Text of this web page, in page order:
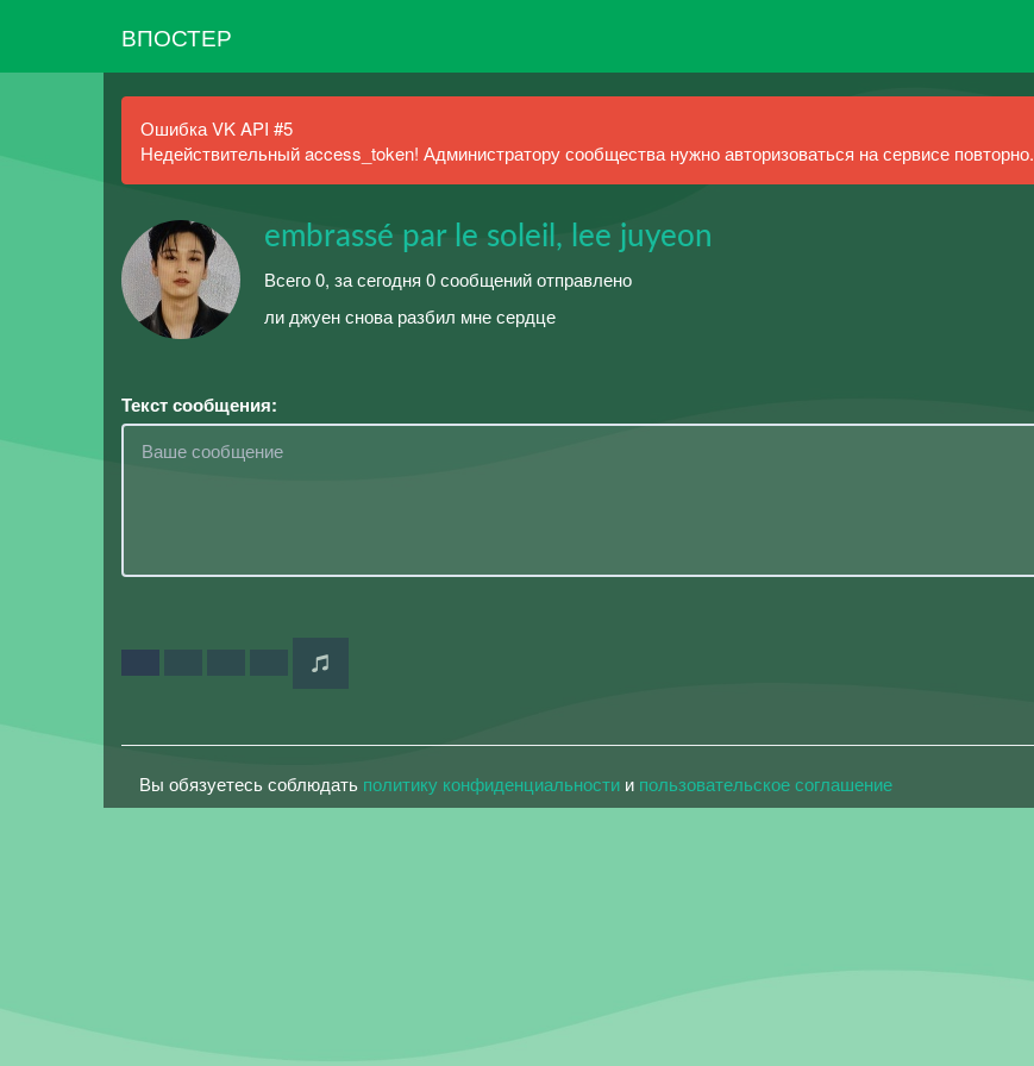
ВПОСТЕР
Ошибка VK API #5
Недействительный access_token! Администратору сообщества нужно авторизоваться на сервисе повторно.
embrassé par le soleil, lee juyeon
Всего 0, за сегодня 0 сообщений отправлено
ли джуен снова разбил мне сердце
Текст сообщения:
Вы обязуетесь соблюдать политику конфиденциальности и пользовательское соглашение